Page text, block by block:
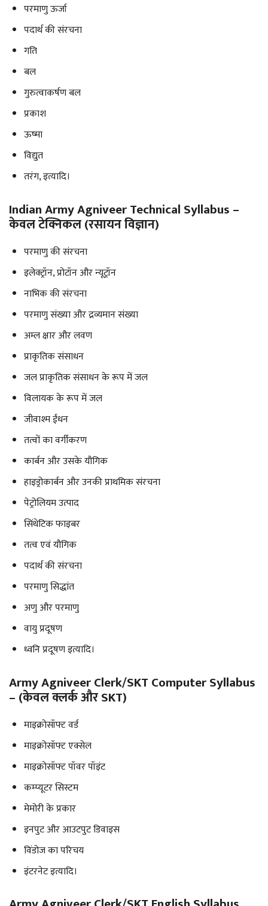
परमाणु ऊर्जा
पदार्थ की संरचना
गति
बल
गुरुत्वाकर्षण बल
प्रकाश
ऊष्मा
विद्युत
तरंग, इत्यादि।
Indian Army Agniveer Technical Syllabus –
केवल टेक्निकल (रसायन विज्ञान)
परमाणु की संरचना
इलेक्ट्रॉन, प्रोटॉन और न्यूट्रॉन
नाभिक की संरचना
परमाणु संख्या और द्रव्यमान संख्या
अम्ल क्षार और लवण
प्राकृतिक संसाधन
जल प्राकृतिक संसाधन के रूप में जल
विलायक के रूप में जल
जीवाश्म ईंधन
तत्वों का वर्गीकरण
कार्बन और उसके यौगिक
हाइड्रोकार्बन और उनकी प्राथमिक संरचना
पेट्रोलियम उत्पाद
सिंथेटिक फाइबर
तत्व एवं यौगिक
पदार्थ की संरचना
परमाणु सिद्धांत
अणु और परमाणु
वायु प्रदूषण
ध्वनि प्रदूषण इत्यादि।
Army Agniveer Clerk/SKT Computer Syllabus
– (केवल क्लर्क और SKT)
माइक्रोसॉफ्ट वर्ड
माइक्रोसॉफ्ट एक्सेल
माइक्रोसॉफ्ट पॉवर पॉइंट
कम्प्यूटर सिस्टम
मेमोरी के प्रकार
इनपुट और आउटपुट डिवाइस
विंडोज का परिचय
इंटरनेट इत्यादि।